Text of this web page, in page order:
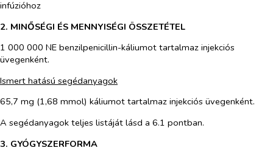
infúzióhoz
2. MINŐSÉGI ÉS MENNYISÉGI ÖSSZETÉTEL
1 000 000 NE benzilpenicillin-káliumot tartalmaz injekciós
üvegenként.
Ismert hatású segédanyagok
65,7 mg (1,68 mmol) káliumot tartalmaz injekciós üvegenként.
A segédanyagok teljes listáját lásd a 6.1 pontban.
3. GYÓGYSZERFORMA